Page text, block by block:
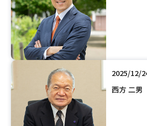
2025/12/
西方 二男